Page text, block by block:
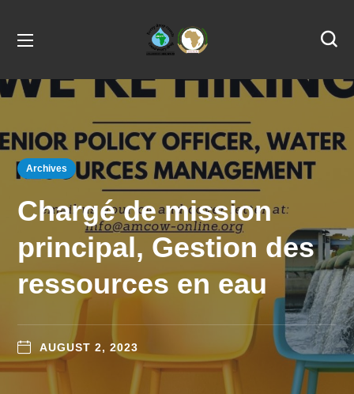
Archives
Chargé de mission
principal, Gestion des
ressources en eau
AUGUST 2, 2023